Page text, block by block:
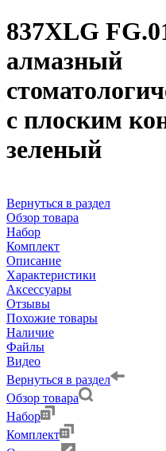
837XLG
алмазный
с плоским
зеленый
Вернуться в раздел
Обзор товара
Набор
Комплект
Описание
Характеристики
Аксессуары
Отзывы
Похожие товары
Наличие
Файлы
Видео
Вернуться в раздел
Обзор товара
Набор
Комплект